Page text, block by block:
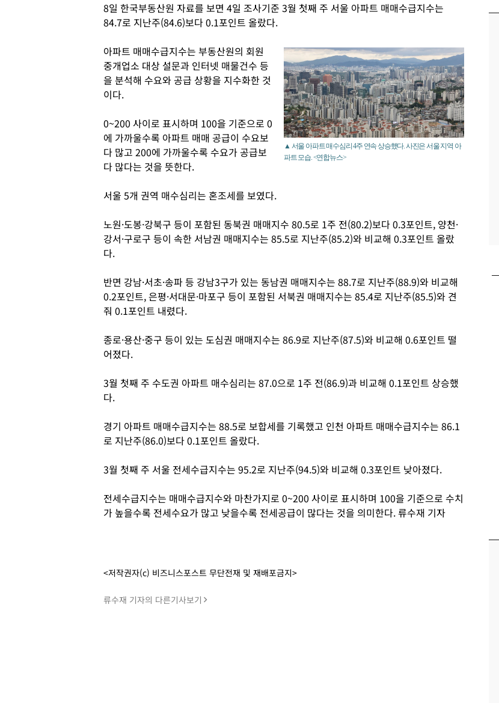
8일 한국부동산원 자료를 보면 4일 조사기준 3월 첫째 주 서울 아파트 매매수급지수는
84.7로 지난주(84.6)보다 0.1포인트 올랐다.
▲ 서울 아파트 매수심리 4주 연속 상승했다. 사진은 서울 지역 아
파트 모습. <연합뉴스>
아파트 매매수급지수는 부동산원의 회원
중개업소 대상 설문과 인터넷 매물건수 등
을 분석해 수요와 공급 상황을 지수화한 것
이다.
0~200 사이로 표시하며 100을 기준으로 0
에 가까울수록 아파트 매매 공급이 수요보
다 많고 200에 가까울수록 수요가 공급보
다 많다는 것을 뜻한다.
서울 5개 권역 매수심리는 혼조세를 보였다.
노원·도봉·강북구 등이 포함된 동북권 매매지수 80.5로 1주 전(80.2)보다 0.3포인트, 양천·
강서·구로구 등이 속한 서남권 매매지수는 85.5로 지난주(85.2)와 비교해 0.3포인트 올랐
다.
반면 강남·서초·송파 등 강남3구가 있는 동남권 매매지수는 88.7로 지난주(88.9)와 비교해
0.2포인트, 은평·서대문·마포구 등이 포함된 서북권 매매지수는 85.4로 지난주(85.5)와 견
줘 0.1포인트 내렸다.
종로·용산·중구 등이 있는 도심권 매매지수는 86.9로 지난주(87.5)와 비교해 0.6포인트 떨
어졌다.
3월 첫째 주 수도권 아파트 매수심리는 87.0으로 1주 전(86.9)과 비교해 0.1포인트 상승했
다.
경기 아파트 매매수급지수는 88.5로 보합세를 기록했고 인천 아파트 매매수급지수는 86.1
로 지난주(86.0)보다 0.1포인트 올랐다.
3월 첫째 주 서울 전세수급지수는 95.2로 지난주(94.5)와 비교해 0.3포인트 낮아졌다.
전세수급지수는 매매수급지수와 마찬가지로 0~200 사이로 표시하며 100을 기준으로 수치
가 높을수록 전세수요가 많고 낮을수록 전세공급이 많다는 것을 의미한다. 류수재 기자
<저작권자(c) 비즈니스포스트 무단전재 및 재배포금지>
류수재 기자의 다른기사보기